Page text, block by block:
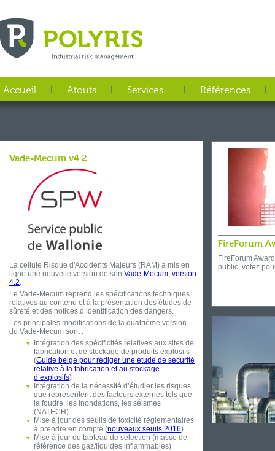
Accueil Atouts Services Références
Vade-Mecum v4.2
La cellule Risque d'Accidents Majeurs (RAM) a mis en
ligne une nouvelle version de son Vade-Mecum, version
4.2.
Le Vade-Mecum reprend les spécifications techniques
relatives au contenu et à la présentation des études de
sûreté et des notices d’identification des dangers.
Les principales modifications de la quatrième version
du Vade-Mecum sont :
Intégration des spécificités relatives aux sites de
fabrication et de stockage de produits explosifs
(Guide belge pour rédiger une étude de sécurité
relative à la fabrication et au stockage
d’explosifs)
Intégration de la nécessité d’étudier les risques
que représentent des facteurs externes tels que
la foudre, les inondations, les séismes
(NATECH).
Mise à jour des seuils de toxicité réglementaires
à prendre en compte (nouveaux seuils 2016)
Mise à jour du tableau de sélection (masse de
référence des gaz/liquides inflammables)
FireForum
FireForum
public, votez